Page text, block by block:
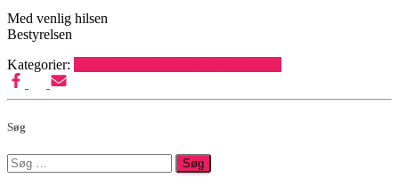
Med venlig hilsen
Bestyrelsen
Kategorier:
Søg
Søg
efter: